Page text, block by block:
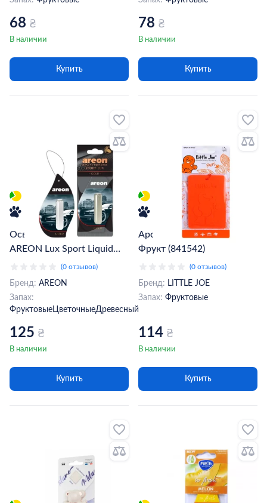
68 ₴
В наличии
Купить
78 ₴
В наличии
Купить
Освежитель воздуха
AREON Lux Sport Liquid
Gold 5мл (963619)
(0 отзывов)
Бренд: AREON
Запах:
Фруктовые ЦветочныеДревесный
125 ₴
В наличии
Купить
Ароматизатор LITTLE JOE
Фрукт (841542)
(0 отзывов)
Бренд: LITTLE JOE
Запах: Фруктовые
114 ₴
В наличии
Купить